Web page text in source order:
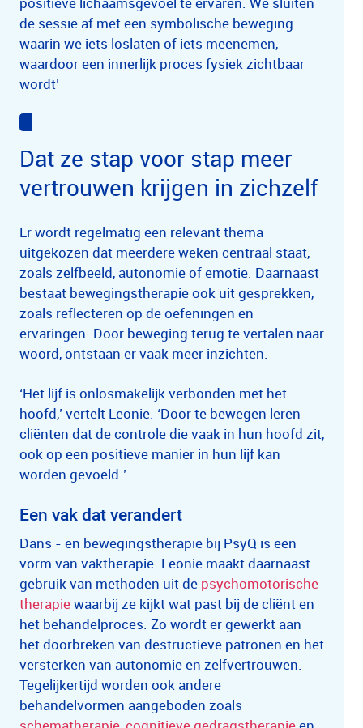
de sessie af met een symbolische beweging
waarin we iets loslaten of iets meenemen,
waardoor een innerlijk proces fysiek zichtbaar
wordt’
Dat ze stap voor stap meer
vertrouwen krijgen in zichzelf
Er wordt regelmatig een relevant thema
uitgekozen dat meerdere weken centraal staat,
zoals zelfbeeld, autonomie of emotie. Daarnaast
bestaat bewegingstherapie ook uit gesprekken,
zoals reflecteren op de oefeningen en
ervaringen. Door beweging terug te vertalen naar
woord, ontstaan er vaak meer inzichten.
‘Het lijf is onlosmakelijk verbonden met het
hoofd,’ vertelt Leonie. ‘Door te bewegen leren
cliënten dat de controle die vaak in hun hoofd zit,
ook op een positieve manier in hun lijf kan
worden gevoeld.’
Een vak dat verandert
Dans - en bewegingstherapie bij PsyQ is een
vorm van vaktherapie. Leonie maakt daarnaast
gebruik van methoden uit de psychomotorische
therapiewaarbij ze kijkt wat past bij de cliënt en
het behandelproces. Zo wordt er gewerkt aan
het doorbreken van destructieve patronen en het
versterken van autonomie en zelfvertrouwen.
Tegelijkertijd worden ook andere
behandelvormen aangeboden zoals